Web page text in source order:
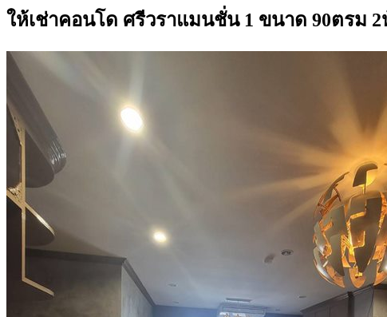
ให้เช่าคอนโด ศรีวราแมนชั่น 1 ขนาด 90ตรม